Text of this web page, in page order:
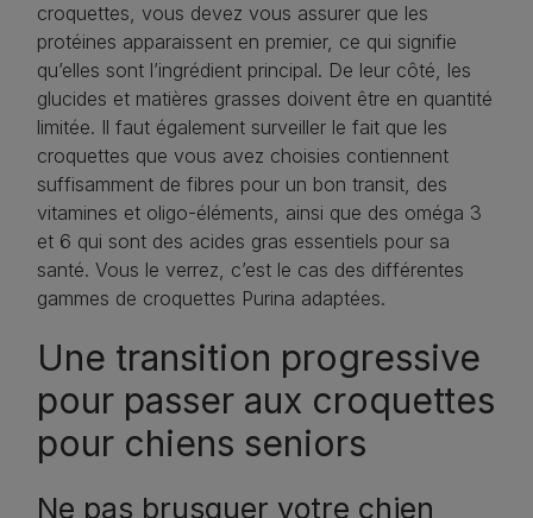
croquettes, vous devez vous assurer que les
protéines apparaissent en premier, ce qui signifie
qu’elles sont l’ingrédient principal. De leur côté, les
glucides et matières grasses doivent être en quantité
limitée. Il faut également surveiller le fait que les
croquettes que vous avez choisies contiennent
suffisamment de fibres pour un bon transit, des
vitamines et oligo-éléments, ainsi que des oméga 3
et 6 qui sont des acides gras essentiels pour sa
santé. Vous le verrez, c’est le cas des différentes
gammes de croquettes Purina adaptées.
Une transition progressive
pour passer aux croquettes
pour chiens seniors
Ne pas brusquer votre chien